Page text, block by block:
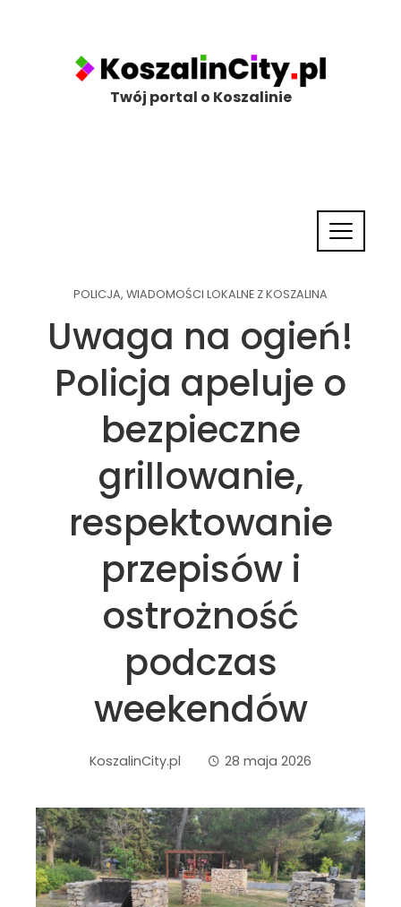
Twój portal o Koszalinie
POLICJA, WIADOMOŚCI LOKALNE Z KOSZALINA
Uwaga na ogień!
Policja apeluje o
bezpieczne
grillowanie,
respektowanie
przepisów i
ostrożność
podczas
weekendów
KoszalinCity.pl 28 maja 2026